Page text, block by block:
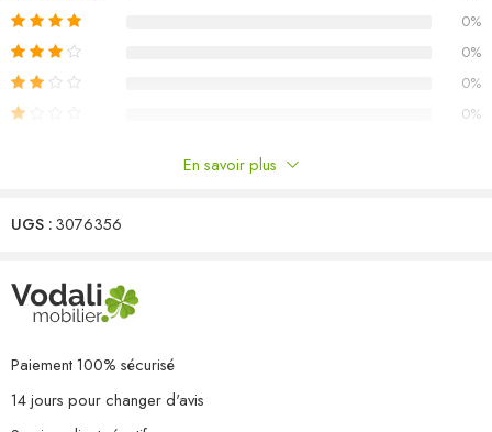
Dimensions du coussin de siège : 70 x 70 x 8 cm (L x l x é)
Dimensions du coussin de dossier : 70 x 40 x 8 cm (L x l x é)
Capacité de charge maximale (par siège) : 110 kg
L’assemblage est requis
3 x coussin de dossier
0%
0%
0%
0%
Il n'y a pas encore de critiques.
En savoir plus
UGS :3076356
Paiement 100% sécurisé
14 jours pour changer d'avis